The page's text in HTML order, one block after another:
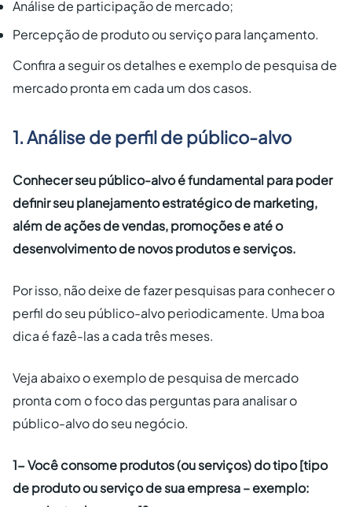
Análise de participação de mercado;
Percepção de produto ou serviço para lançamento.
Confira a seguir os detalhes e exemplo de pesquisa de
mercado pronta em cada um dos casos.
1. Análise de perfil de público-alvo
Conhecer seu público-alvo é fundamental para poder
definir seu planejamento estratégico de marketing,
além de ações de vendas, promoções e até o
desenvolvimento de novos produtos e serviços.
Por isso, não deixe de fazer pesquisas para conhecer o
perfil do seu público-alvo periodicamente. Uma boa
dica é fazê-las a cada três meses.
Veja abaixo o exemplo de pesquisa de mercado
pronta com o foco das perguntas para analisar o
público-alvo do seu negócio.
1- Você consome produtos (ou serviços) do tipo [tipo
de produto ou serviço de sua empresa – exemplo: